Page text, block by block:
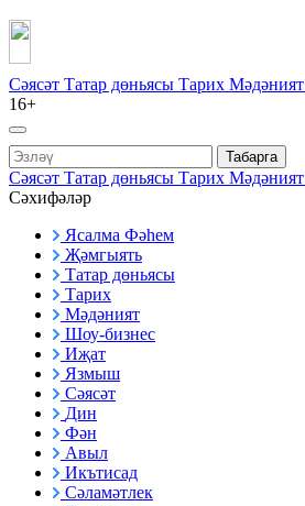
Сәясәт Татар дөньясы Тарих Мәдәният
16+
Табарга
Сәясәт Татар дөньясы Тарих Мәдәният
Сәхифәләр
Ясалма Фәһем
Җәмгыять
Татар дөньясы
Тарих
Мәдәният
Шоу-бизнес
Иҗат
Язмыш
Сәясәт
Дин
Фән
Авыл
Икътисад
Сәламәтлек